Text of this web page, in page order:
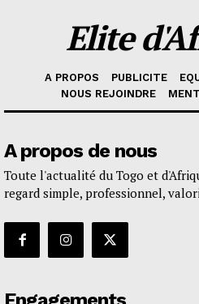
Elite
A PROPOS PUBLICITE
NOUS REJOINDRE
A propos de nous
Toute l'actualité du Togo et
regard simple, professionnel,